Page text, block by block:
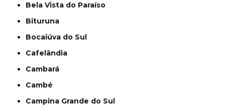
Bela Vista do Paraíso
Bituruna
Bocaiúva do Sul
Cafelândia
Cambará
Cambé
Campina Grande do Sul